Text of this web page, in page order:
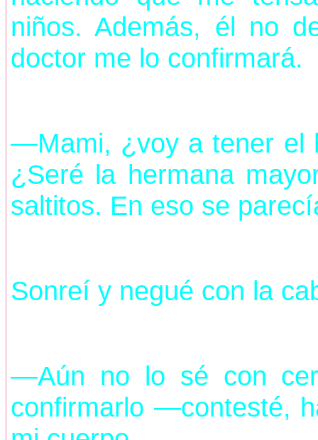
niños. Además, él no
doctor me lo confirmará.
—Mami, ¿voy a tener el
¿Seré la hermana
saltitos. En eso se
Sonreí y negué con la
—Aún no lo sé con
confirmarlo —contesté,